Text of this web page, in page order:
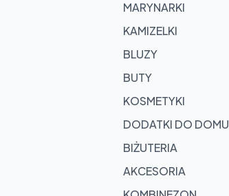
MARYNARKI
KAMIZELKI
BLUZY
BUTY
KOSMETYKI
DODATKI DO DOMU
BIŻUTERIA
AKCESORIA